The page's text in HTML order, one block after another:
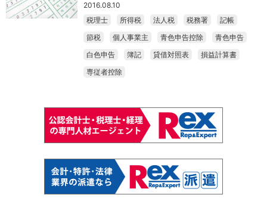
2016.08.10
税理士
所得税 法人税 税務署
記帳
節税
個人事業主 青色申告控除
青色申告
白色申告
簿記 貸借対照表
損益計算書
専従者控除